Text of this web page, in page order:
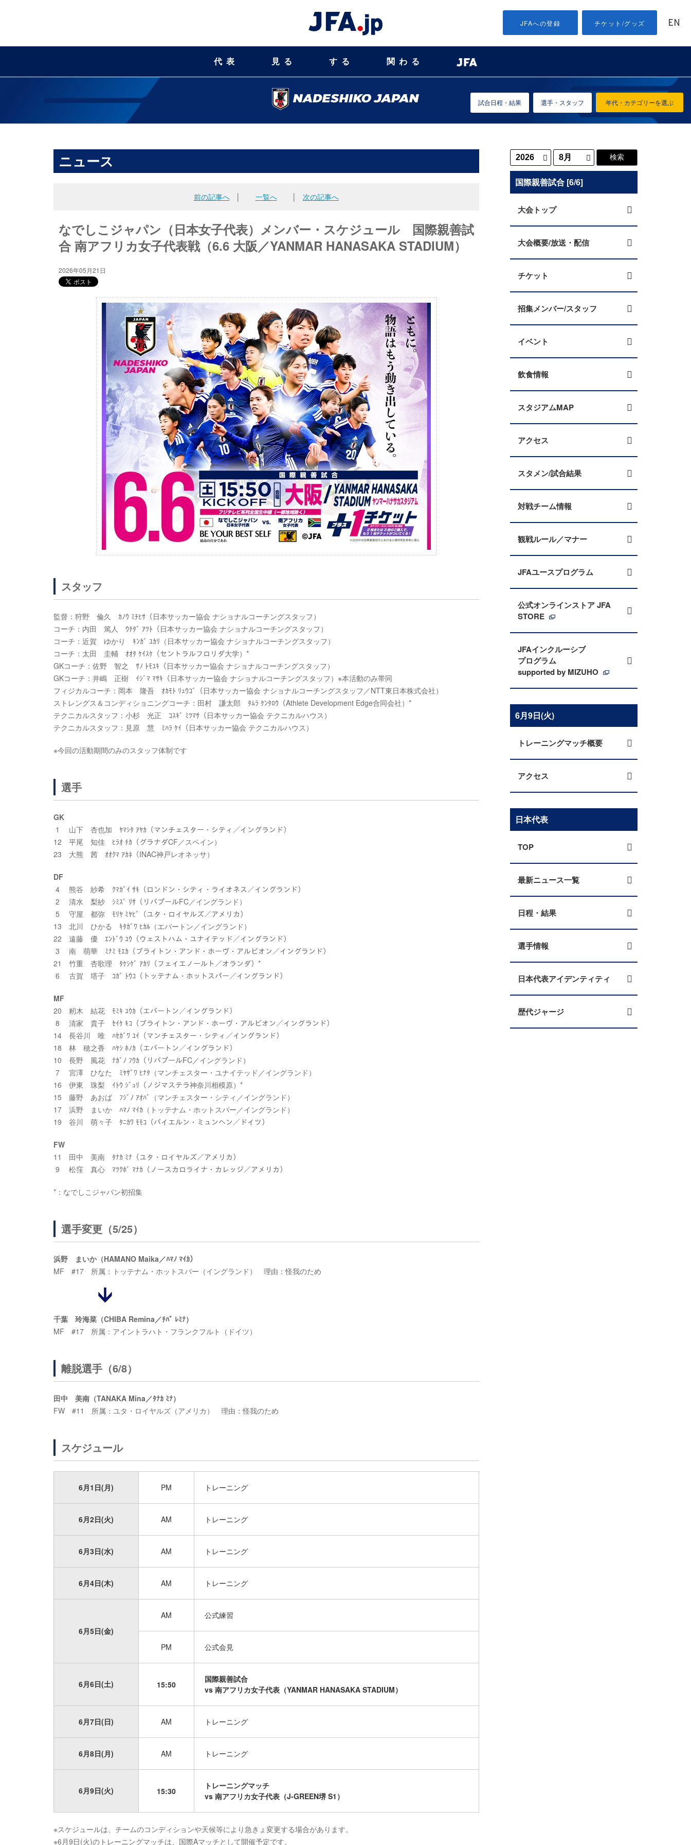
JFAへの登録 チケット/グッズ EN
代表 見る する 関わる
年代・カテゴリーを選ぶ
試合日程・結果 選手・スタッフ
ニュース
前の記事へ│ 一覧へ 次の記事へ
なでしこジャパン（日本女子代表）メンバー・スケジュール 国際親善試
合 南アフリカ女子代表戦（6.6 大阪／YANMAR HANASAKA STADIUM）
2026年05月21日
スタッフ
監督：狩野 倫久 ｶﾉｳ ﾐﾁﾋｻ（日本サッカー協会 ナショナルコーチングスタッフ）
コーチ：内田 篤人 ｳﾁﾀﾞ ｱﾂﾄ（日本サッカー協会 ナショナルコーチングスタッフ）
コーチ：近賀 ゆかり ｷﾝｶﾞ ﾕｶﾘ（日本サッカー協会 ナショナルコーチングスタッフ）
コーチ：太田 圭輔 ｵｵﾀ ｹｲｽｹ（セントラルフロリダ大学）*
GKコーチ：佐野 智之 ｻﾉ ﾄﾓﾕｷ（日本サッカー協会 ナショナルコーチングスタッフ）
GKコーチ：井嶋 正樹 ｲｼﾞﾏ ﾏｻｷ（日本サッカー協会 ナショナルコーチングスタッフ）※本活動のみ帯同
フィジカルコーチ：岡本 隆吾 ｵｶﾓﾄ ﾘｭｳｺﾞ（日本サッカー協会 ナショナルコーチングスタッフ／NTT東日本株式会社）
ストレングス＆コンディショニングコーチ：田村 謙太郎 ﾀﾑﾗ ｹﾝﾀﾛｳ（Athlete Development Edge合同会社）*
テクニカルスタッフ：小杉 光正 ｺｽｷﾞ ﾐﾂﾏｻ（日本サッカー協会 テクニカルハウス）
テクニカルスタッフ：見原 慧 ﾐﾊﾗ ｹｲ（日本サッカー協会 テクニカルハウス）
※今回の活動期間のみのスタッフ体制です
選手
GK
1 山下 杏也加 ﾔﾏｼﾀ ｱﾔｶ（マンチェスター・シティ／イングランド）
12 平尾 知佳 ﾋﾗｵ ﾁｶ（グラナダCF／スペイン）
23 大熊 茜 ｵｵｸﾏ ｱｶﾈ（INAC神戸レオネッサ）
DF
4 熊谷 紗希 ｸﾏｶﾞｲ ｻｷ（ロンドン・シティ・ライオネス／イングランド）
2 清水 梨紗 ｼﾐｽﾞ ﾘｻ（リバプールFC／イングランド）
5 守屋 都弥 ﾓﾘﾔ ﾐﾔﾋﾞ（ユタ・ロイヤルズ／アメリカ）
13 北川 ひかる ｷﾀｶﾞﾜ ﾋｶﾙ（エバートン／イングランド）
22 遠藤 優 ｴﾝﾄﾞｳ ﾕｳ（ウェストハム・ユナイテッド／イングランド）
3 南 萌華 ﾐﾅﾐ ﾓｴｶ（ブライトン・アンド・ホーヴ・アルビオン／イングランド）
21 竹重 杏歌理 ﾀｹｼｹﾞ ｱｶﾘ（フェイエノールト／オランダ）*
6 古賀 塔子 ｺｶﾞ ﾄｳｺ（トッテナム・ホットスパー／イングランド）
MF
20 籾木 結花 ﾓﾐｷ ﾕｳｶ（エバートン／イングランド）
8 清家 貴子 ｾｲｹ ｷｺ（ブライトン・アンド・ホーヴ・アルビオン／イングランド）
14 長谷川 唯 ﾊｾｶﾞﾜ ﾕｲ（マンチェスター・シティ／イングランド）
18 林 穂之香 ﾊﾔｼ ﾎﾉｶ（エバートン／イングランド）
10 長野 風花 ﾅｶﾞﾉ ﾌｳｶ（リバプールFC／イングランド）
7 宮澤 ひなた ﾐﾔｻﾞﾜ ﾋﾅﾀ（マンチェスター・ユナイテッド／イングランド）
16 伊東 珠梨 ｲﾄｳ ｼﾞｭﾘ（ノジマステラ神奈川相模原）*
15 藤野 あおば ﾌｼﾞﾉ ｱｵﾊﾞ（マンチェスター・シティ／イングランド）
17 浜野 まいか ﾊﾏﾉ ﾏｲｶ（トッテナム・ホットスパー／イングランド）
19 谷川 萌々子 ﾀﾆｶﾜ ﾓﾓｺ（バイエルン・ミュンヘン／ドイツ）
FW
11 田中 美南 ﾀﾅｶ ﾐﾅ（ユタ・ロイヤルズ／アメリカ）
9 松窪 真心 ﾏﾂｸﾎﾞ ﾏﾅｶ（ノースカロライナ・カレッジ／アメリカ）
*：なでしこジャパン初招集
選手変更（5/25）
浜野 まいか（HAMANO Maika／ﾊﾏﾉ ﾏｲｶ）
MF #17 所属：トッテナム・ホットスパー（イングランド） 理由：怪我のため
千葉 玲海菜（CHIBA Remina／ﾁﾊﾞ ﾚﾐﾅ）
MF #17 所属：アイントラハト・フランクフルト（ドイツ）
離脱選手（6/8）
田中 美南（TANAKA Mina／ﾀﾅｶ ﾐﾅ）
FW #11 所属：ユタ・ロイヤルズ（アメリカ） 理由：怪我のため
スケジュール
6月1日(月) PM トレーニング
6月2日(火) AM トレーニング
6月3日(水) AM トレーニング
6月4日(木) AM トレーニング
6月5日(金)
AM 公式練習
PM 公式会見
6月6日(土) 15:50
国際親善試合
vs 南アフリカ女子代表（YANMAR HANASAKA STADIUM）
6月7日(日) AM トレーニング
6月8日(月) AM トレーニング
6月9日(火) 15:30
トレーニングマッチ
vs 南アフリカ女子代表（J-GREEN堺 S1）
※スケジュールは、チームのコンディションや天候等により急きょ変更する場合があります。
※6月9日(火)のトレーニングマッチは、国際Aマッチとして開催予定です。
国際親善試合 [6/6]
大会トップ
大会概要/放送・配信
チケット
招集メンバー/スタッフ
イベント
飲食情報
スタジアムMAP
アクセス
スタメン/試合結果
対戦チーム情報
観戦ルール／マナー
JFAユースプログラム
公式オンラインストア JFA
STORE
JFAインクルーシブ
プログラム
supported by MIZUHO
6月9日(火)
トレーニングマッチ概要
アクセス
日本代表
TOP
最新ニュース一覧
日程・結果
選手情報
日本代表アイデンティティ
歴代ジャージ